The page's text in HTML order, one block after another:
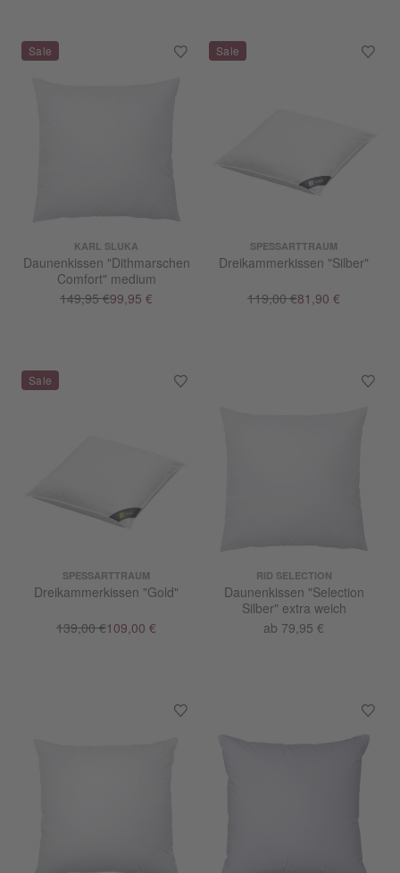
KARL SLUKA
Daunenkissen "Dithmarschen
Comfort" medium
149,95 €99,95 €
SPESSARTTRAUM
Dreikammerkissen "Silber"
119,00 €81,90 €
SPESSARTTRAUM
Dreikammerkissen "Gold"
139,00 €109,00 €
RID SELECTION
Daunenkissen "Selection
Silber" extra weich
ab 79,95 €